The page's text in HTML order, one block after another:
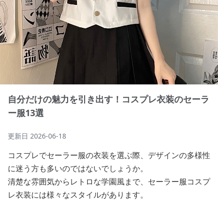
自分だけの魅力を引き出す！コスプレ衣装のセーラ
ー服13選
更新日 2026-06-18
コスプレでセーラー服の衣装を選ぶ際、デザインの多様性
に迷う方も多いのではないでしょうか。
清楚な雰囲気からレトロな学園風まで、セーラー服コスプ
レ衣装には様々なスタイルがあります。